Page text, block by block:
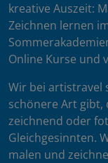
kreative Auszeit:
Zeichnen lernen
Online Kurse und
Wir bei artistravel
schönere Art gibt,
zeichnend oder
Gleichgesinnten.
malen und